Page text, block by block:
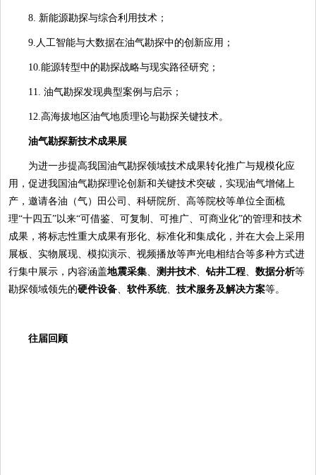
8. 新能源勘探与综合利用技术；
9.人工智能与大数据在油气勘探中的创新应用；
10.能源转型中的勘探战略与现实路径研究；
11. 油气勘探发现典型案例与启示；
12.高海拔地区油气地质理论与勘探关键技术。
油气勘探新技术成果展
为进一步提高我国油气勘探领域技术成果转化推广与规模化应
用，促进我国油气勘探理论创新和关键技术突破，实现油气增储上
产，邀请各油（气）田公司、科研院所、高等院校等单位全面梳
理“十四五”以来“可借鉴、可复制、可推广、可商业化”的管理和技术
成果，将标志性重大成果有形化、标准化和集成化，并在大会上采用
展板、实物展现、模拟演示、视频播放等声光电相结合等多种方式进
行集中展示，内容涵盖地震采集、测井技术、钻井工程、数据分析等
勘探领域领先的硬件设备、软件系统、技术服务及解决方案等。
往届回顾